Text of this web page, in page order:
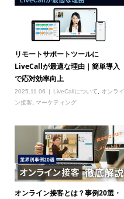
リモートサポートツールに
LiveCallが最適な理由｜簡単導入
で応対効率向上
2025.11.06 LiveCallについて, オンライ
ン接客, マーケティング
オンライン接客とは？事例20選・